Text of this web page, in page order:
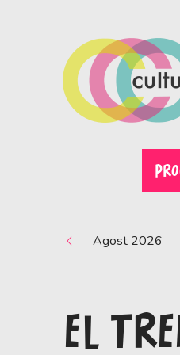
Agost 2026
EL